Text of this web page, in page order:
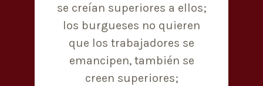
se creían superiores a ellos;
los burgueses no quieren
que los trabajadores se
emancipen, también se
creen superiores;